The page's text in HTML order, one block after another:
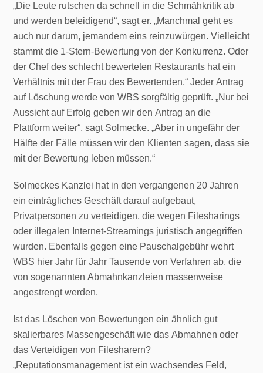
„Die Leute rutschen da schnell in die Schmähkritik ab
und werden beleidigend“, sagt er. „Manchmal geht es
auch nur darum, jemandem eins reinzuwürgen. Vielleicht
stammt die 1-Stern-Bewertung von der Konkurrenz. Oder
der Chef des schlecht bewerteten Restaurants hat ein
Verhältnis mit der Frau des Bewertenden.“ Jeder Antrag
auf Löschung werde von WBS sorgfältig geprüft. „Nur bei
Aussicht auf Erfolg geben wir den Antrag an die
Plattform weiter“, sagt Solmecke. „Aber in ungefähr der
Hälfte der Fälle müssen wir den Klienten sagen, dass sie
mit der Bewertung leben müssen.“
Solmeckes Kanzlei hat in den vergangenen 20 Jahren
ein einträgliches Geschäft darauf aufgebaut,
Privatpersonen zu verteidigen, die wegen Filesharings
oder illegalen Internet-Streamings juristisch angegriffen
wurden. Ebenfalls gegen eine Pauschalgebühr wehrt
WBS hier Jahr für Jahr Tausende von Verfahren ab, die
von sogenannten Abmahnkanzleien massenweise
angestrengt werden.
Ist das Löschen von Bewertungen ein ähnlich gut
skalierbares Massengeschäft wie das Abmahnen oder
das Verteidigen von Filesharern?
„Reputationsmanagement ist ein wachsendes Feld,